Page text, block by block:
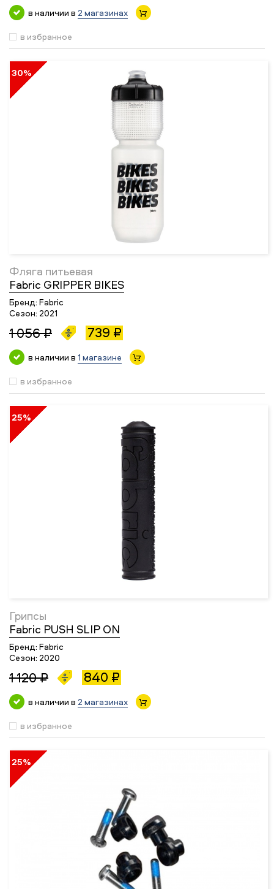
в наличии в 2 магазинах
в избранное
30%
Фляга питьевая
Fabric GRIPPER BIKES
Бренд: Fabric
Сезон: 2021
1 056 ₽ 739 ₽
в наличии в 1 магазине
в избранное
25%
Грипсы
Fabric PUSH SLIP ON
Бренд: Fabric
Сезон: 2020
1 120 ₽ 840 ₽
в наличии в 2 магазинах
в избранное
25%